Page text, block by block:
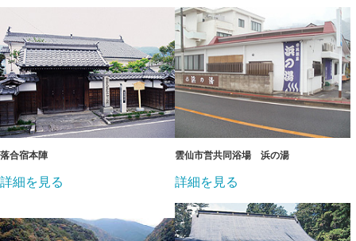
落合宿本陣
詳細を見る
雲仙市営共同浴場 浜の湯
詳細を見る